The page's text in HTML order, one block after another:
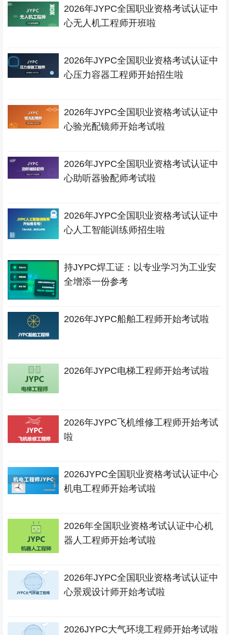
2026年JYPC全国职业资格考试认证中
心无人机工程师开班啦
2026年JYPC全国职业资格考试认证中
心压力容器工程师开始招生啦
2026年JYPC全国职业资格考试认证中
心验光配镜师开始考试啦
2026年JYPC全国职业资格考试认证中
心助听器验配师考试啦
2026年JYPC全国职业资格考试认证中
心人工智能训练师招生啦
持JYPC焊工证：以专业学习为工业安
全增添一份参考
2026年JYPC船舶工程师开始考试啦
2026年JYPC电梯工程师开始考试啦
2026年JYPC飞机维修工程师开始考试
啦
2026JYPC全国职业资格考试认证中心
机电工程师开始考试啦
2026年全国职业资格考试认证中心机
器人工程师开始考试啦
2026年JYPC全国职业资格考试认证中
心景观设计师开始考试啦
2026JYPC大气环境工程师开始考试啦